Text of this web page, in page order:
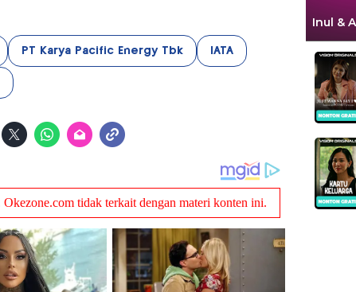
PT Karya Pacific Energy Tbk IATA